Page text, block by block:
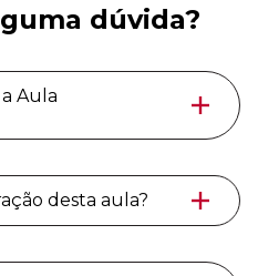
dúvida?
Aula
desta aula?